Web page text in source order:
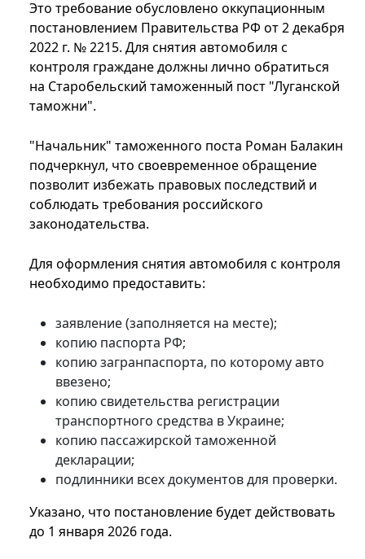
Это требование обусловлено оккупационным
постановлением Правительства РФ от 2 декабря
2022 г. № 2215. Для снятия автомобиля с
контроля граждане должны лично обратиться
на Старобельский таможенный пост "Луганской
таможни".
"Начальник" таможенного поста Роман Балакин
подчеркнул, что своевременное обращение
позволит избежать правовых последствий и
соблюдать требования российского
законодательства.
Для оформления снятия автомобиля с контроля
необходимо предоставить:
заявление (заполняется на месте);
копию паспорта РФ;
копию загранпаспорта, по которому авто
ввезено;
копию свидетельства регистрации
транспортного средства в Украине;
копию пассажирской таможенной
декларации;
подлинники всех документов для проверки.
Указано, что постановление будет действовать
до 1 января 2026 года.